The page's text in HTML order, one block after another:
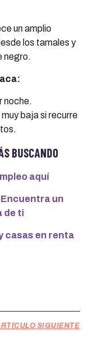
un amplio
los tamales y
negro.
noche.
baja si recurre
BUSCANDO
aquí
un
de ti
casas en renta
SIGUIENTE